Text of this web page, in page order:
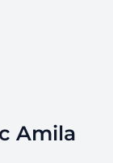
Amila